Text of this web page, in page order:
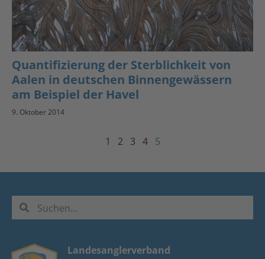
Quantifizierung der Sterblichkeit von
Aalen in deutschen Binnengewässern
am Beispiel der Havel
9. Oktober 2014
1 2 3 4 5
Landesanglerverband